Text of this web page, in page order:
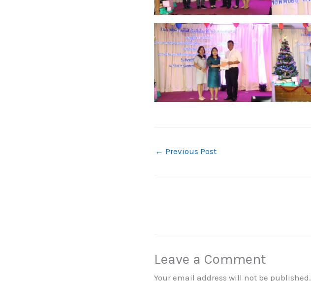
← Previous Post
Leave a Comment
Your email address will not be published.